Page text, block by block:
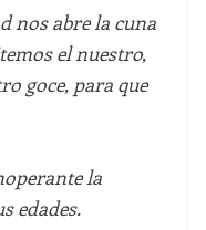
nos abre la cuna
el nuestro,
goce, para que
la
edades.